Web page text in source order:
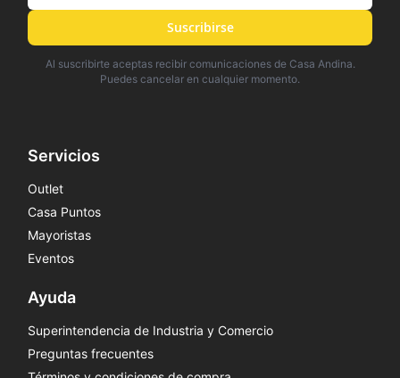
Suscribirse
Al suscribirte aceptas recibir comunicaciones de Casa Andina.
Puedes cancelar en cualquier momento.
Servicios
Outlet
Casa Puntos
Mayoristas
Eventos
Ayuda
Superintendencia de Industria y Comercio
Preguntas frecuentes